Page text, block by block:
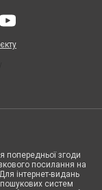
попередньої згоди
посилання на
інтернет-видань
систем